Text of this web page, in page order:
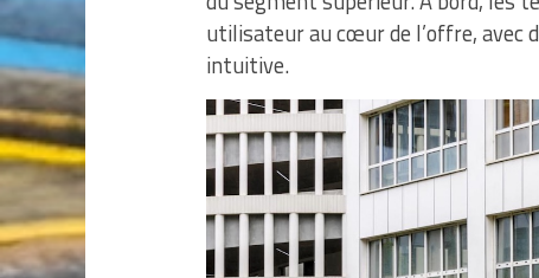
utilisateur au cœur de l’offre, avec
intuitive.